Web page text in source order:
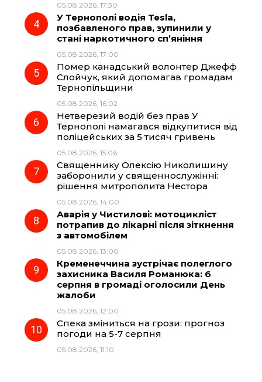
05.08.2026, 17:30
У Тернополі водія Tesla,
позбавленого прав, зупинили у
стані наркотичного сп’яніння
05.08.2026, 17:00
Помер канадський волонтер Джефф
Слойчук, який допомагав громадам
Тернопільщини
05.08.2026, 16:02
Нетверезий водій без прав У
Тернополі намагався відкупитися від
поліцейських за 5 тисяч гривень
05.08.2026, 15:06
Священнику Олексію Николишину
заборонили у священнослужінні:
рішення митрополита Нестора
05.08.2026, 14:00
Аварія у Чистилові: мотоцикліст
потрапив до лікарні після зіткнення
з автомобілем
05.08.2026, 13:00
Кременеччина зустрічає полеглого
захисника Василя Романюка: 6
серпня в громаді оголосили День
жалоби
05.08.2026, 12:00
Спека зміниться на грози: прогноз
погоди на 5-7 серпня
05.08.2026, 11:10